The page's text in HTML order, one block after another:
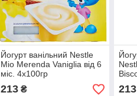
Йогурт ванільний Nestle
Mio Merenda Vaniglia від 6
міс. 4х100гр
213₴ 213